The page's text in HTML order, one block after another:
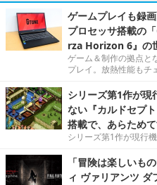
ゲームプレイも録
プロセッサ搭載の
rza Horizon 6』の
ゲーム＆制作の拠点と
プレイ。放熱性能もチ
シリーズ第1作が現
ない『カルドセプ
搭載で、あらため
シリーズ第1作が現行
「冒険は楽しいも
ィ ヴァリアンツ